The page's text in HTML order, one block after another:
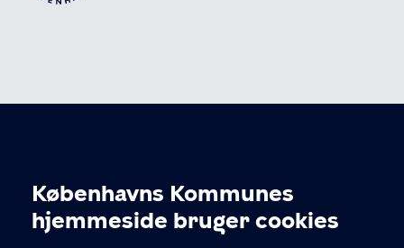
Cookieindstillinger
Københavns Kommunes
hjemmeside bruger cookies